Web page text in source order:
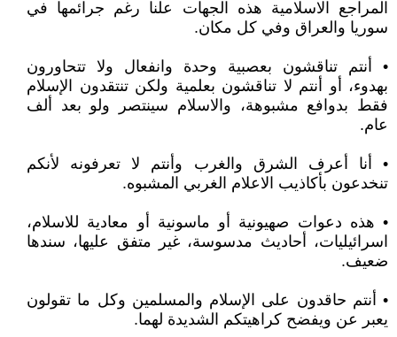
المراجع الاسلامية هذه الجهات علنا رغم جرائمها في
سوريا والعراق وفي كل مكان.
• أنتم تناقشون بعصبية وحدة وانفعال ولا تتحاورون
بهدوء، أو أنتم لا تناقشون بعلمية ولكن تنتقدون الإسلام
فقط بدوافع مشبوهة، والاسلام سينتصر ولو بعد ألف
عام.
• أنا أعرف الشرق والغرب وأنتم لا تعرفونه لأنكم
تنخدعون بأكاذيب الاعلام الغربي المشبوه.
• هذه دعوات صهيونية أو ماسونية أو معادية للاسلام،
اسرائيليات، أحاديث مدسوسة، غير متفق عليها، سندها
ضعيف.
• أنتم حاقدون على الإسلام والمسلمين وكل ما تقولون
يعبر عن ويفضح كراهيتكم الشديدة لهما.